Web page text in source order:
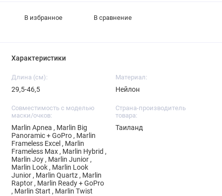
В избранное В сравнение
Характеристики
Длина (см):
29,5-46,5
Материал:
Нейлон
Совместимость с моделью
маски/очков:
Marlin Apnea , Marlin Big
Panoramic + GoPro , Marlin
Frameless Excel , Marlin
Frameless Max , Marlin Hybrid ,
Marlin Joy , Marlin Junior ,
Marlin Look , Marlin Look
Junior , Marlin Quartz , Marlin
Raptor , Marlin Ready + GoPro
, Marlin Start , Marlin Twist
Страна-производитель
товара:
Таиланд